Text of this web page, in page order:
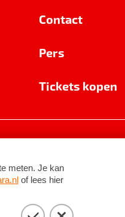
Contact
Pers
Tickets kopen